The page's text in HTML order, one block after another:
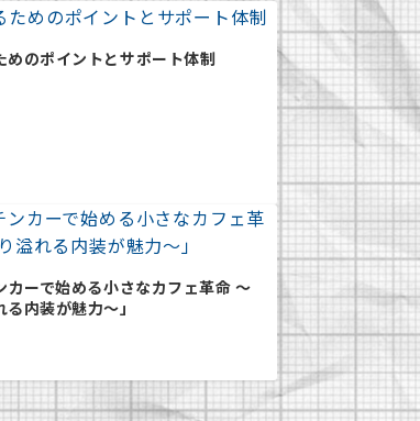
めのポイントとサポート体制
カーで始める小さなカフェ革命 ～
内装が魅力～」